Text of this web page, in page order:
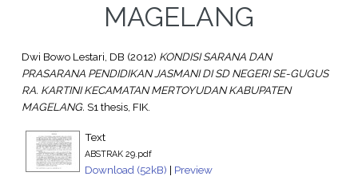
MAGELANG
Dwi Bowo Lestari, DB (2012) KONDISI SARANA DAN
PRASARANA PENDIDIKAN JASMANI DI SD NEGERI SE-GUGUS
RA. KARTINI KECAMATAN MERTOYUDAN KABUPATEN
MAGELANG. S1 thesis, FIK.
Text
ABSTRAK 29.pdf
Download (52kB) | Preview